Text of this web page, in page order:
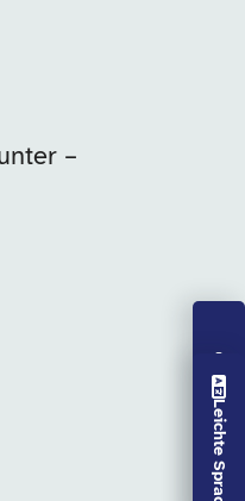
Vorlesen aus
–